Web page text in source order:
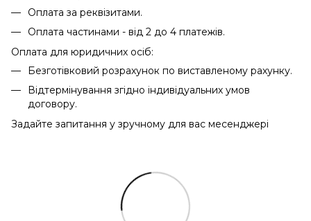
Оплата за реквізитами.
Оплата частинами - від 2 до 4 платежів.
Оплата для юридичних осіб:
Безготівковий розрахунок по виставленому рахунку.
Відтермінування згідно індивідуальних умов
договору.
Задайте запитання у зручному для вас месенджері